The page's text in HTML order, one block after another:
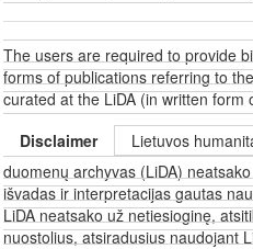
The users are required to provide
forms of publications referring to
curated at the LiDA (in written
Disclaimer
Lietuvos
duomenų archyvas (LiDA)
išvadas ir interpretacijas gautas
LiDA neatsako už netiesioginę,
nuostolius, atsiradusius naudojant